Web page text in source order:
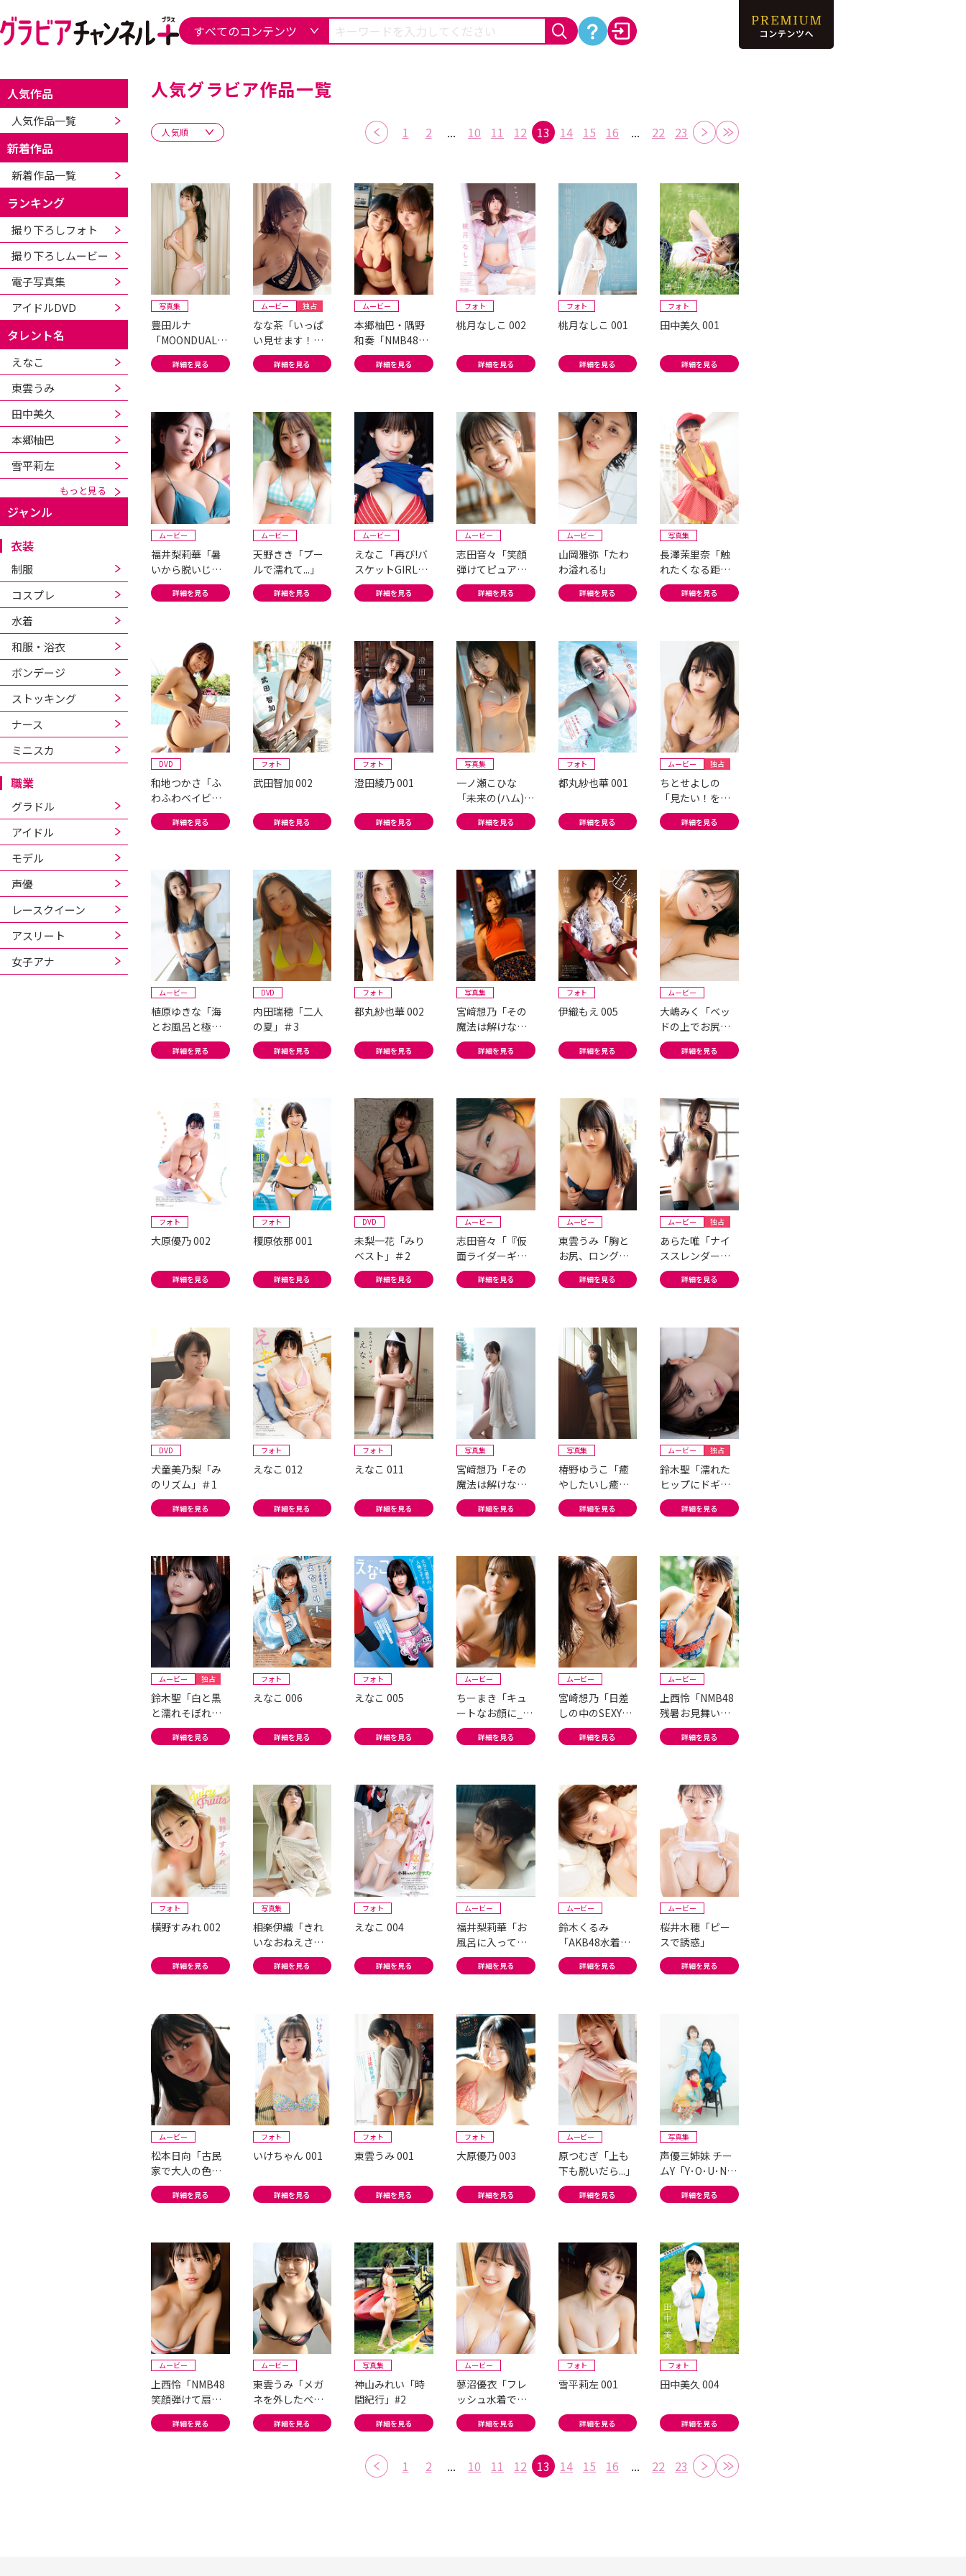
人気作品
人気作品一覧
新着作品
新着作品一覧
ランキング
撮り下ろしフォト
撮り下ろしムービー
電子写真集
アイドルDVD
タレント名
えなこ
東雲うみ
田中美久
本郷柚巴
雪平莉左
もっと見る
ジャンル
衣装
制服
コスプレ
水着
和服・浴衣
ボンデージ
ストッキング
ナース
ミニスカ
職業
グラドル
アイドル
モデル
声優
レースクイーン
アスリート
女子アナ
人気グラビア作品一覧
1 2 ... 10 11 12 13 14 15 16 ... 22 23
写真集
豊田ルナ
「MOONDUALIT
Y」#2
詳細を見る
ムービー 独占
なな茶「いっぱ
い見せます！ド
迫力バスト！」
詳細を見る
ムービー
本郷柚巴・隅野
和奏「NMB48貴
重すぎる2ショッ
ト」詳細を見る
フォト
桃月なしこ 002
詳細を見る
フォト
桃月なしこ 001
詳細を見る
フォト
田中美久 001
詳細を見る
ムービー
福井梨莉華「暑
いから脱いじゃ
おっか？たわわ
な女神降臨...!」
詳細を見る
ムービー
天野きき「プー
ルで濡れて...」
詳細を見る
ムービー
えなこ「再び!バ
スケットGIRLか
らの!」
詳細を見る
ムービー
志田音々「笑顔
弾けてピュア感
満載!」
詳細を見る
ムービー
山岡雅弥「たわ
わ溢れる!」
詳細を見る
写真集
長澤茉里奈「触
れたくなる距
離」#1
詳細を見る
DVD
和地つかさ「ふ
わふわベイビ
ー」＃1
詳細を見る
フォト
武田智加 002
詳細を見る
フォト
澄田綾乃 001
詳細を見る
写真集
一ノ瀬こひな
「未来の(ハム)ス
ター☆」#2
詳細を見る
フォト
都丸紗也華 001
詳細を見る
ムービー 独占
ちとせよしの
「見たい！を叶
える清純Hカップ
グラドル」
詳細を見る
ムービー
植原ゆきな「海
とお風呂と極上
悩殺BODY」
詳細を見る
DVD
内田瑞穂「二人
の夏」＃3
詳細を見る
フォト
都丸紗也華 002
詳細を見る
写真集
宮﨑想乃「その
魔法は解けない
——」#2
詳細を見る
フォト
伊織もえ 005
詳細を見る
ムービー
大嶋みく「ベッ
ドの上でお尻が
プルン!」
詳細を見る
フォト
大原優乃 002
詳細を見る
フォト
榎原依那 001
詳細を見る
DVD
未梨一花「みり
ベスト」＃2
詳細を見る
ムービー
志田音々「『仮
面ライダーギー
ツ』出演中の爽
やかグラドルが
詳細を見る
ムービー
東雲うみ「胸と
お尻、ロングと
ポニーテールで
魅せる四刀
詳細を見る
ムービー 独占
あらた唯「ナイ
ススレンダーを
たっぷりお届
け！」詳細を見る
DVD
犬童美乃梨「み
のリズム」＃1
詳細を見る
フォト
えなこ 012
詳細を見る
フォト
えなこ 011
詳細を見る
写真集
宮﨑想乃「その
魔法は解けない
——」#1
詳細を見る
写真集
椿野ゆうこ「癒
やしたいし癒や
されたい」#1
詳細を見る
ムービー 独占
鈴木聖「濡れた
ヒップにドギマ
ギしちゃう…」
詳細を見る
ムービー 独占
鈴木聖「白と黒
と濡れそぼれ
て…」
詳細を見る
フォト
えなこ 006
詳細を見る
フォト
えなこ 005
詳細を見る
ムービー
ちーまき「キュ
ートなお顔に_コ
レ_はけしから
ん...」詳細を見る
ムービー
宮崎想乃「日差
しの中のSEXY&
お風呂で...」
詳細を見る
ムービー
上西怜「NMB48
残暑お見舞いフ
レッシュ水着!」
詳細を見る
フォト
横野すみれ 002
詳細を見る
写真集
相楽伊織「きれ
いなおねえさん
は、好きで
す。」#1
詳細を見る
フォト
えなこ 004
詳細を見る
ムービー
福井梨莉華「お
風呂に入ってこ
ぼれそう、あふ
れそう」詳細を見る
ムービー
鈴木くるみ
「AKB48水着と
笑顔のスペシャ
ルコラボ!」
詳細を見る
ムービー
桜井木穂「ピー
スで誘惑」
詳細を見る
ムービー
松本日向「古民
家で大人の色気
があふれ出る!」
詳細を見る
フォト
いけちゃん 001
詳細を見る
フォト
東雲うみ 001
詳細を見る
フォト
大原優乃 003
詳細を見る
ムービー
原つむぎ「上も
下も脱いだら...」
詳細を見る
写真集
声優三姉妹 チー
ムY「Y･O･U･N･
G!!!」#2
詳細を見る
ムービー
上西怜「NMB48
笑顔弾けて扇風
機で揺れる!」
詳細を見る
ムービー
東雲うみ「メガ
ネを外したベッ
ドの上で...」
詳細を見る
写真集
神山みれい「時
間紀行」#2
詳細を見る
ムービー
蓼沼優衣「フレ
ッシュ水着でア
クション初登
場!」詳細を見る
フォト
雪平莉左 001
詳細を見る
フォト
田中美久 004
詳細を見る
1 2 ... 10 11 12 13 14 15 16 ... 22 23